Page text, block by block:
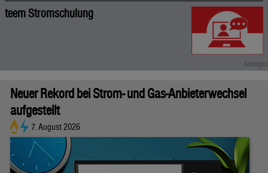
teem Stromschulung
Neuer Rekord bei Strom- und Gas-Anbieterwechsel
aufgestellt
7. August 2026